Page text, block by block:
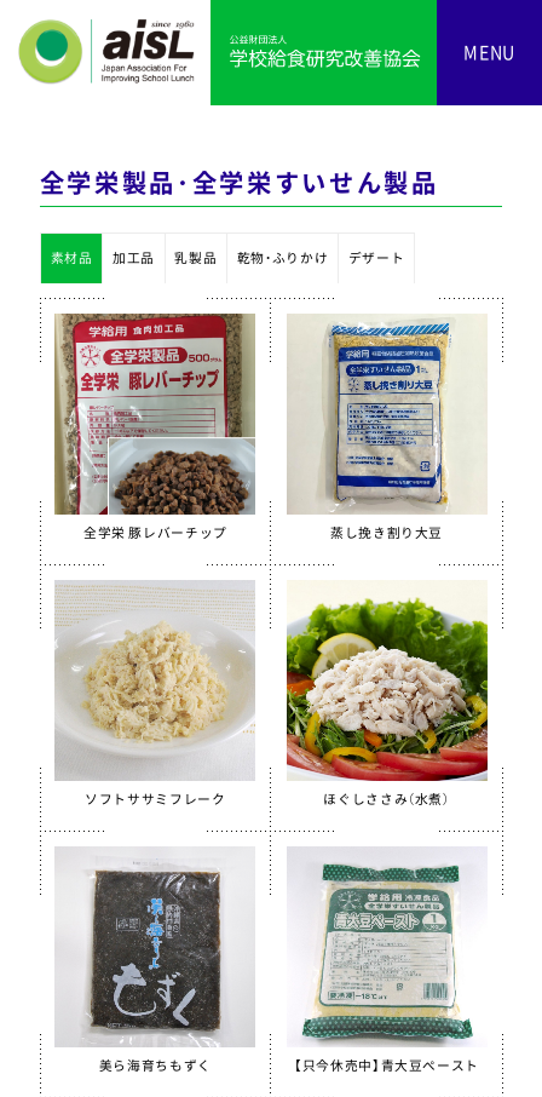
MENU
全学栄製品・全学栄すいせん製品
素材品 加工品 乳製品 乾物・ふりかけ デザート
全学栄 豚レバーチップ 蒸し挽き割り大豆
ソフトササミフレーク ほぐしささみ（水煮）
美ら海育ちもずく 【只今休売中】青大豆ペースト